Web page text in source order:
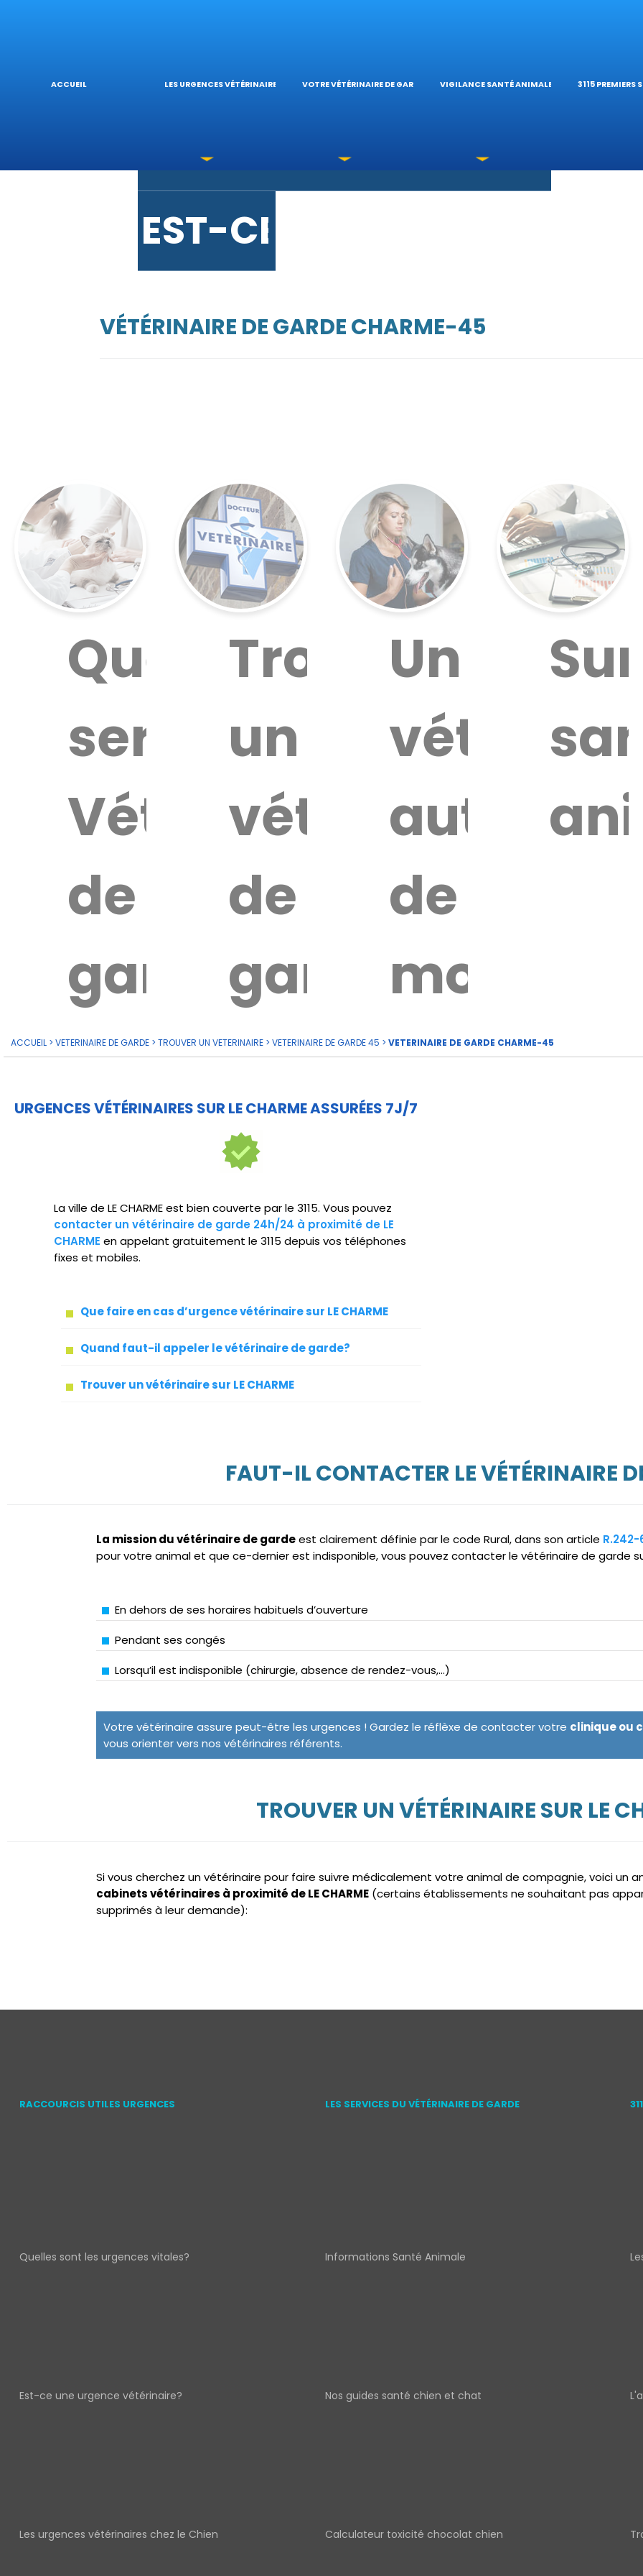
ACCUEIL LES URGENCES VÉTÉRINAIRES
URGENCES
LES INTOXICATIONS
EST-CE UNE URGENCE?
VOTRE VÉTÉRINAIRE DE GARDE
L’HÔPITAL
VÉTÉRINAIRES DU
VIGILANCE SANTÉ ANIMALE
GUIDES
3115 PREMIERS
VÉTÉRINAIRE DE GARDE CHARME-45
Quel
service
Vétérinaire
de
garde?
Trouver
un
vétérinaire
de
garde
Un
autour
de
moi
ACCUEIL > VETERINAIRE DE GARDE > TROUVER UN VETERINAIRE > VETERINAIRE DE GARDE 45 > VETERINAIRE DE GARDE CHARME-45
URGENCES VÉTÉRINAIRES SUR LE CHARME ASSURÉES 7J/7
La ville de LE CHARME est bien couverte par le 3115. Vous pouvez
contacter un vétérinaire de garde 24h/24 à proximité de LE
CHARME en appelant gratuitement le 3115 depuis vos téléphones
fixes et mobiles.
Que faire en cas d’urgence vétérinaire sur LE CHARME
Quand faut-il appeler le vétérinaire de garde?
Trouver un vétérinaire sur LE CHARME
FAUT-IL CONTACTER LE VÉTÉRINAIRE
La mission du vétérinaire de gardeest clairement définie par le code Rural, dans son article R.242-
pour votre animal et que ce-dernier est indisponible, vous pouvez contacter le vétérinaire de garde sur
En dehors de ses horaires habituels d’ouverture
Pendant ses congés
Lorsqu’il est indisponible (chirurgie, absence de rendez-vous,...)
Votre vétérinaire assure peut-être les urgences ! Gardez le réflèxe de contacter votre clinique ou
vous orienter vers nos vétérinaires référents.
TROUVER UN VÉTÉRINAIRE SUR LE
Si vous cherchez un vétérinaire pour faire suivre médicalement votre animal de compagnie, voici un
cabinets vétérinaires à proximité de LE CHARME (certains établissements ne souhaitant pas
supprimés à leur demande):
RACCOURCIS UTILES URGENCES
Quelles sont les urgences vitales?
Est-ce une urgence vétérinaire?
Les urgences vétérinaires chez le Chien
LES SERVICES DU VÉTÉRINAIRE DE GARDE
Informations Santé Animale
Nos guides santé chien et chat
Calculateur toxicité chocolat chien